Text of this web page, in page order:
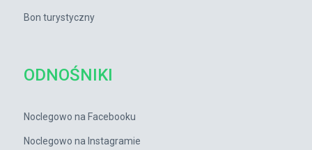
Bon turystyczny
ODNOŚNIKI
Noclegowo na Facebooku
Noclegowo na Instagramie